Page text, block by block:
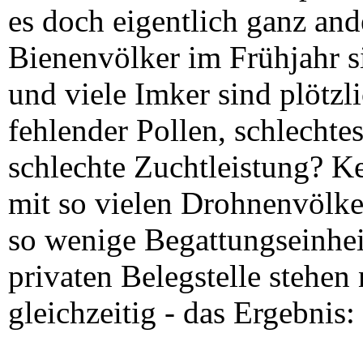
es doch eigentlich ganz
Bienenvölker im Frühjahr
und viele Imker sind
fehlender Pollen,
schlechte Zuchtleistung?
mit so vielen
so wenige
privaten Belegstelle
gleichzeitig - das Ergebnis: